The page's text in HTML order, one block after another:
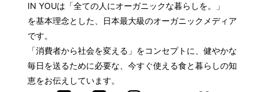
IN YOUは「全ての人にオーガニックな暮らしを。」
を基本理念とした、日本最大級のオーガニックメディア
です。
「消費者から社会を変える」をコンセプトに、健やかな
毎日を送るために必要な、今すぐ使える食と暮らしの知
恵をお伝えしています。